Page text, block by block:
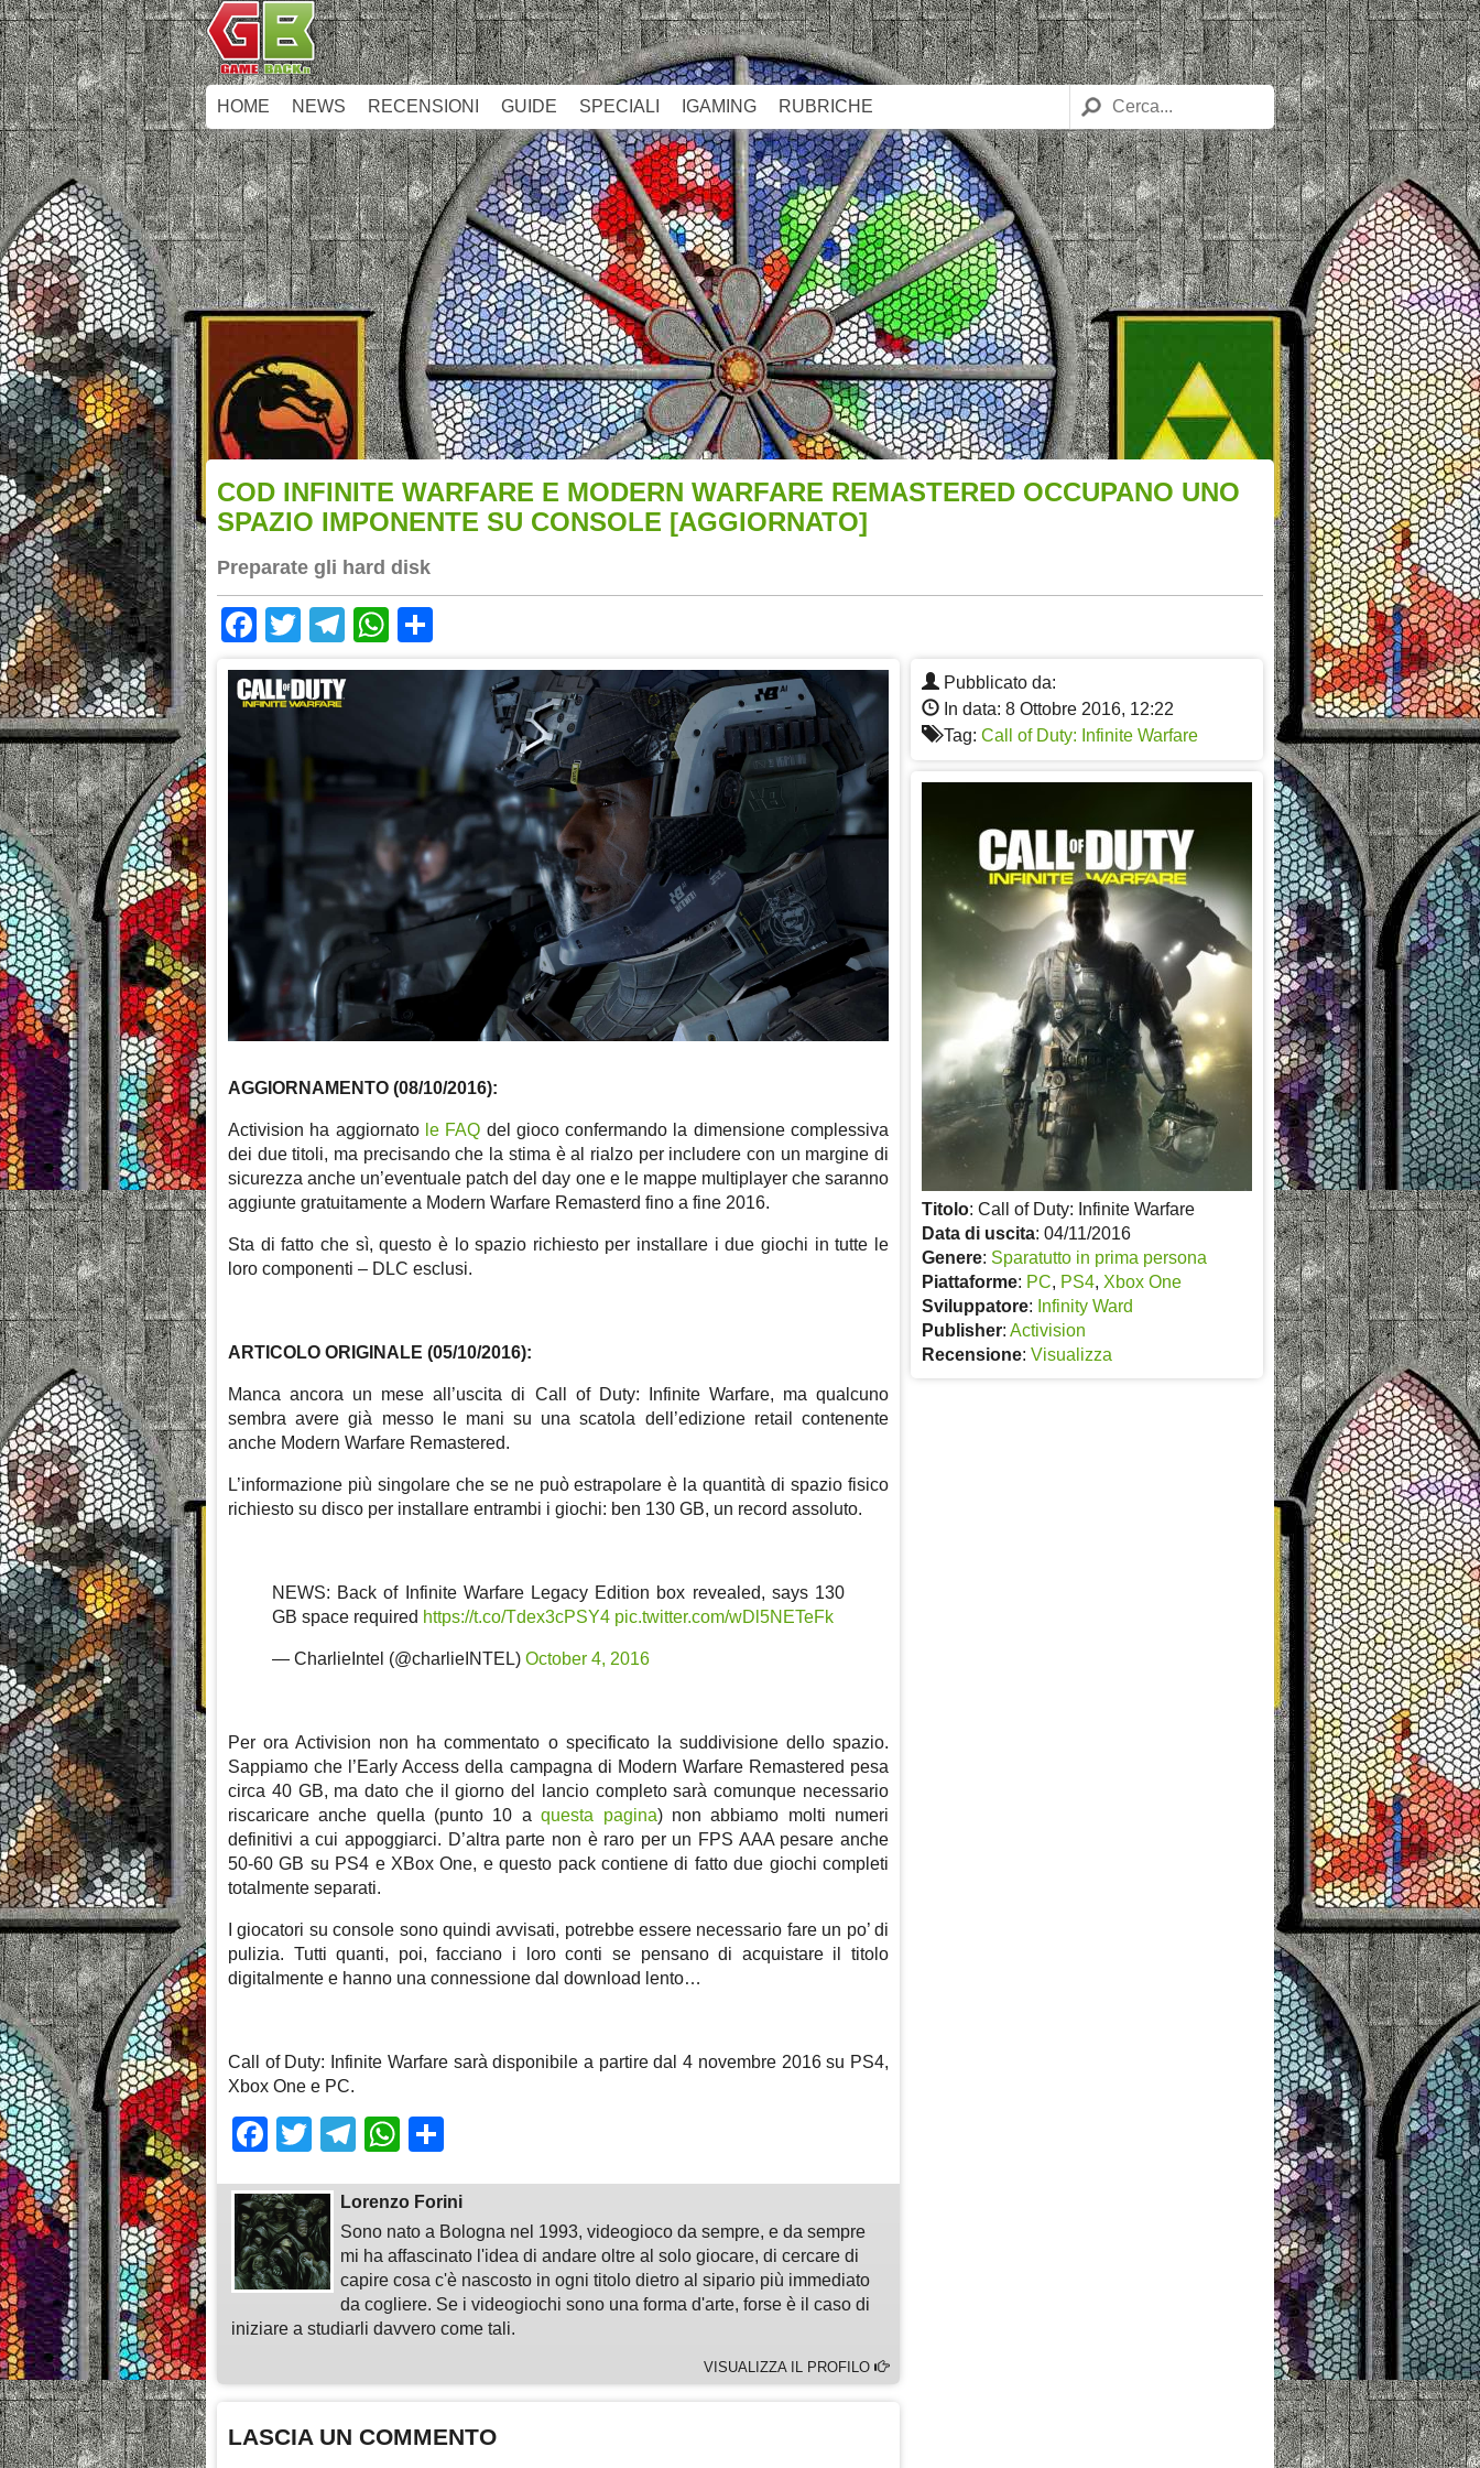
HOME NEWS RECENSIONI GUIDE SPECIALI IGAMING RUBRICHE
COD INFINITE WARFARE E MODERN WARFARE REMASTERED OCCUPANO UNO
SPAZIO IMPONENTE SU CONSOLE [AGGIORNATO]
Preparate gli hard disk
Facebook
TwitterTelegram
WhatsApp
Pubblicato da:
In data: 8 Ottobre 2016, 12:22
Tag: Call of Duty: Infinite Warfare
Titolo: Call of Duty: Infinite Warfare
Data di uscita: 04/11/2016
Genere: Sparatutto in prima persona
Piattaforme: PC, PS4, Xbox One
Sviluppatore: Infinity Ward
Publisher: Activision
Recensione: Visualizza
AGGIORNAMENTO (08/10/2016):
Activision ha aggiornato le FAQ del gioco confermando la dimensione complessiva
dei due titoli, ma precisando che la stima è al rialzo per includere con un margine di
sicurezza anche un’eventuale patch del day one e le mappe multiplayer che saranno
aggiunte gratuitamente a Modern Warfare Remasterd fino a fine 2016.
Sta di fatto che sì, questo è lo spazio richiesto per installare i due giochi in tutte le
loro componenti – DLC esclusi.
ARTICOLO ORIGINALE (05/10/2016):
Manca ancora un mese all’uscita di Call of Duty: Infinite Warfare, ma qualcuno
sembra avere già messo le mani su una scatola dell’edizione retail contenente
anche Modern Warfare Remastered.
L’informazione più singolare che se ne può estrapolare è la quantità di spazio fisico
richiesto su disco per installare entrambi i giochi: ben 130 GB, un record assoluto.
NEWS: Back of Infinite Warfare Legacy Edition box revealed, says 130
GB space required https://t.co/Tdex3cPSY4 pic.twitter.com/wDl5NETeFk
— CharlieIntel (@charlieINTEL) October 4, 2016
Per ora Activision non ha commentato o specificato la suddivisione dello spazio.
Sappiamo che l’Early Access della campagna di Modern Warfare Remastered pesa
circa 40 GB, ma dato che il giorno del lancio completo sarà comunque necessario
riscaricare anche quella (punto 10 aquesta pagina) non abbiamo molti numeri
definitivi a cui appoggiarci. D’altra parte non è raro per un FPS AAA pesare anche
50-60 GB su PS4 e XBox One, e questo pack contiene di fatto due giochi completi
totalmente separati.
I giocatori su console sono quindi avvisati, potrebbe essere necessario fare un po’ di
pulizia. Tutti quanti, poi, facciano i loro conti se pensano di acquistare il titolo
digitalmente e hanno una connessione dal download lento…
Call of Duty: Infinite Warfare sarà disponibile a partire dal 4 novembre 2016 su PS4,
Xbox One e PC.
Facebook
TwitterTelegram
WhatsApp
Lorenzo Forini
Sono nato a Bologna nel 1993, videogioco da sempre, e da sempre
mi ha affascinato l'idea di andare oltre al solo giocare, di cercare di
capire cosa c'è nascosto in ogni titolo dietro al sipario più immediato
da cogliere. Se i videogiochi sono una forma d'arte, forse è il caso di
iniziare a studiarli davvero come tali.
VISUALIZZA IL PROFILO
LASCIA UN COMMENTO